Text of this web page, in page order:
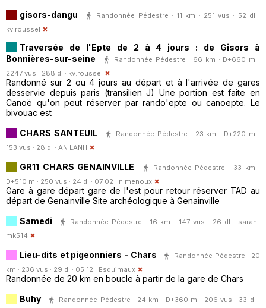
gisors-dangu
Randonnée Pédestre · 11 km · 251 vus · 52 dl ·
kv.roussel
Traversée de l'Epte de 2 à 4 jours : de Gisors à
Bonnières-sur-seine
Randonnée Pédestre · 66 km · D+660 m ·
2247 vus · 288 dl · kv.roussel
Randonné sur 2 ou 4 jours au départ et à l'arrivée de gares
desservie depuis paris (transilien J) Une portion est faite en
Canoë qu'on peut réserver par rando'epte ou canoepte. Le
bivouac est
CHARS SANTEUIL
Randonnée Pédestre · 23 km · D+220 m ·
153 vus · 28 dl · AN LANH
GR11 CHARS GENAINVILLE
Randonnée Pédestre · 33 km ·
D+510 m · 250 vus · 24 dl · 07:02 · n.menoux
Gare à gare départ gare de l'est pour retour réserver TAD au
départ de Genainville Site archéologique à Genainville
Samedi
Randonnée Pédestre · 16 km · 147 vus · 26 dl · sarah-
mk514
Lieu-dits et pigeonniers - Chars
Randonnée Pédestre · 20
km · 236 vus · 29 dl · 05:12 · Esquimaux
Randonnée de 20 km en boucle à partir de la gare de Chars
Buhy
Randonnée Pédestre · 24 km · D+360 m · 206 vus · 33 dl ·